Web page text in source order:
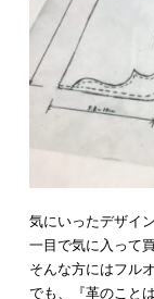
気にいったデザイ
一目で気に入って
そんな方にはフル
でも、『革のこと